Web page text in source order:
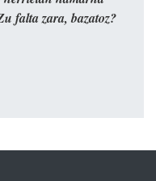
falta zara, bazatoz?